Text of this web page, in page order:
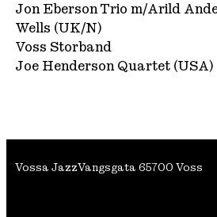
Jon Eberson Trio m/Arild
Wells (UK/N)
Voss Storband
Joe Henderson Quartet (USA)
Vossa JazzVangsgata 65700 Voss